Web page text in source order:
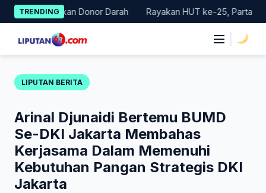
Skip
to
content
TRENDING
Gerakan Donor Darah Rayakan HUT ke-25, Partai Demokrat
LIPUTAN BERITA
Arinal Djunaidi Bertemu BUMD
Se-DKI Jakarta Membahas
Kerjasama Dalam Memenuhi
Kebutuhan Pangan Strategis DKI
Jakarta